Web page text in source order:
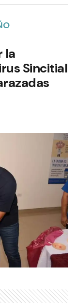
la
Sincitial